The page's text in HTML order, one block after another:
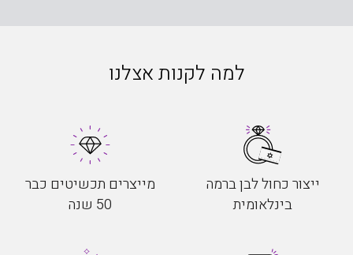
למה לקנות אצלנו
ייצור כחול לבן ברמה
בינלאומית
מייצרים תכשיטים כבר
50 שנה